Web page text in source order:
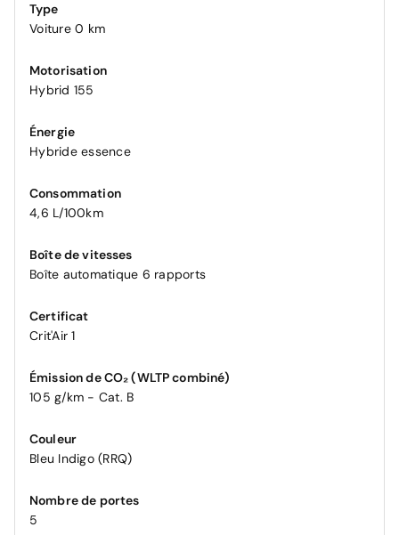
Type
Voiture 0 km
Motorisation
Hybrid 155
Énergie
Hybride essence
Consommation
4,6 L/100km
Boîte de vitesses
Boîte automatique 6 rapports
Certificat
Crit'Air 1
Émission de CO₂ (WLTP combiné)
105 g/km - Cat. B
Couleur
Bleu Indigo (RRQ)
Nombre de portes
5